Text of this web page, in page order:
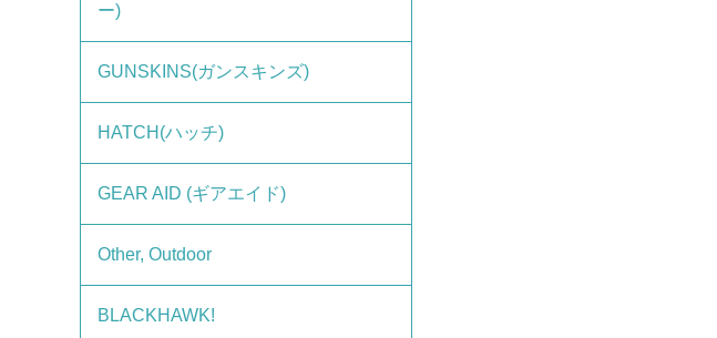
ー)
GUNSKINS(ガンスキンズ)
HATCH(ハッチ)
GEAR AID (ギアエイド)
Other, Outdoor
BLACKHAWK!